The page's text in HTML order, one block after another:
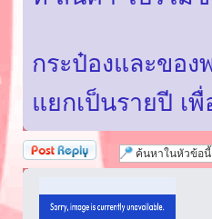
กระป๋องและของ
แยกเป็นรายปี เ
ตอบกระทู้